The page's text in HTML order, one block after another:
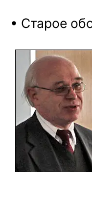
• Старое